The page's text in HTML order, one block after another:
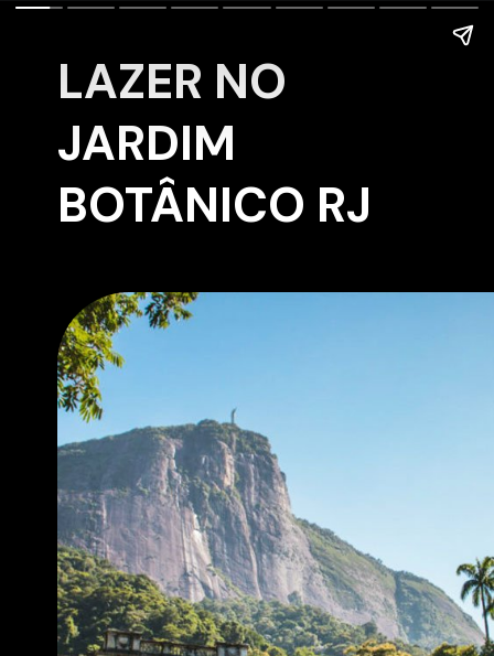
LAZER NO
JARDIM
BOTÂNICO RJ